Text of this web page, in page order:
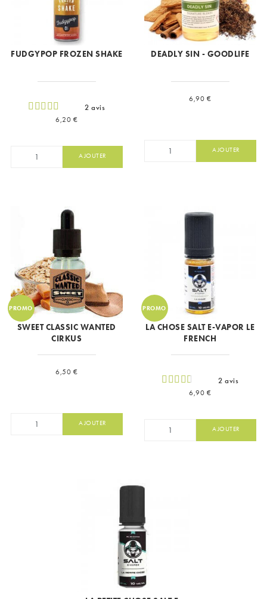
FUDGYPOP FROZEN SHAKE
2 avis
Prix
6,20 €
AJOUTER
DEADLY SIN - GOODLIFE
Prix
6,90 €
AJOUTER
PROMO
SWEET CLASSIC WANTED
CIRKUS
Prix
6,50 €
AJOUTER
PROMO
LA CHOSE SALT E-VAPOR LE
FRENCH
2 avis
Prix
6,90 €
AJOUTER